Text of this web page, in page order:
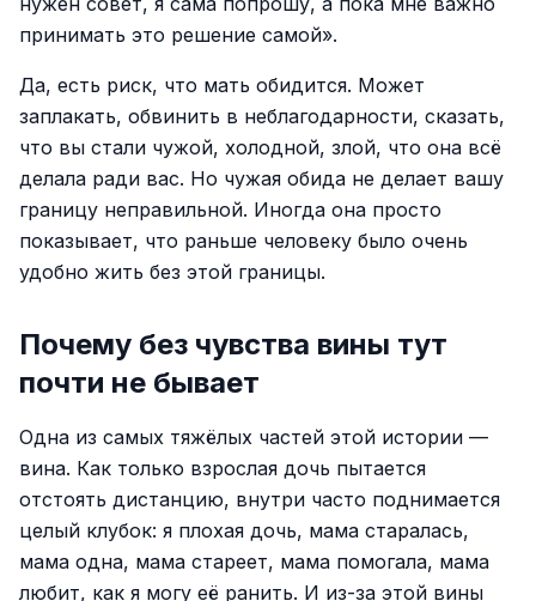
принимать это решение самой».
Да, есть риск, что мать обидится. Может
заплакать, обвинить в неблагодарности, сказать,
что вы стали чужой, холодной, злой, что она всё
делала ради вас. Но чужая обида не делает вашу
границу неправильной. Иногда она просто
показывает, что раньше человеку было очень
удобно жить без этой границы.
Почему без чувства вины тут
почти не бывает
Одна из самых тяжёлых частей этой истории —
вина. Как только взрослая дочь пытается
отстоять дистанцию, внутри часто поднимается
целый клубок: я плохая дочь, мама старалась,
мама одна, мама стареет, мама помогала, мама
любит, как я могу её ранить. И из-за этой вины